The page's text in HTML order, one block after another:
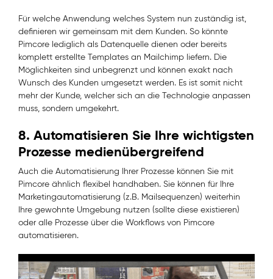
Für welche Anwendung welches System nun zuständig ist,
definieren wir gemeinsam mit dem Kunden. So könnte
Pimcore lediglich als Datenquelle dienen oder bereits
komplett erstellte Templates an Mailchimp liefern. Die
Möglichkeiten sind unbegrenzt und können exakt nach
Wunsch des Kunden umgesetzt werden. Es ist somit nicht
mehr der Kunde, welcher sich an die Technologie anpassen
muss, sondern umgekehrt.
8. Automatisieren Sie Ihre wichtigsten
Prozesse medienübergreifend
Auch die Automatisierung Ihrer Prozesse können Sie mit
Pimcore ähnlich flexibel handhaben. Sie können für Ihre
Marketingautomatisierung (z.B. Mailsequenzen) weiterhin
Ihre gewohnte Umgebung nutzen (sollte diese existieren)
oder alle Prozesse über die Workflows von Pimcore
automatisieren.